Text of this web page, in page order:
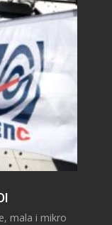
mala i mikro